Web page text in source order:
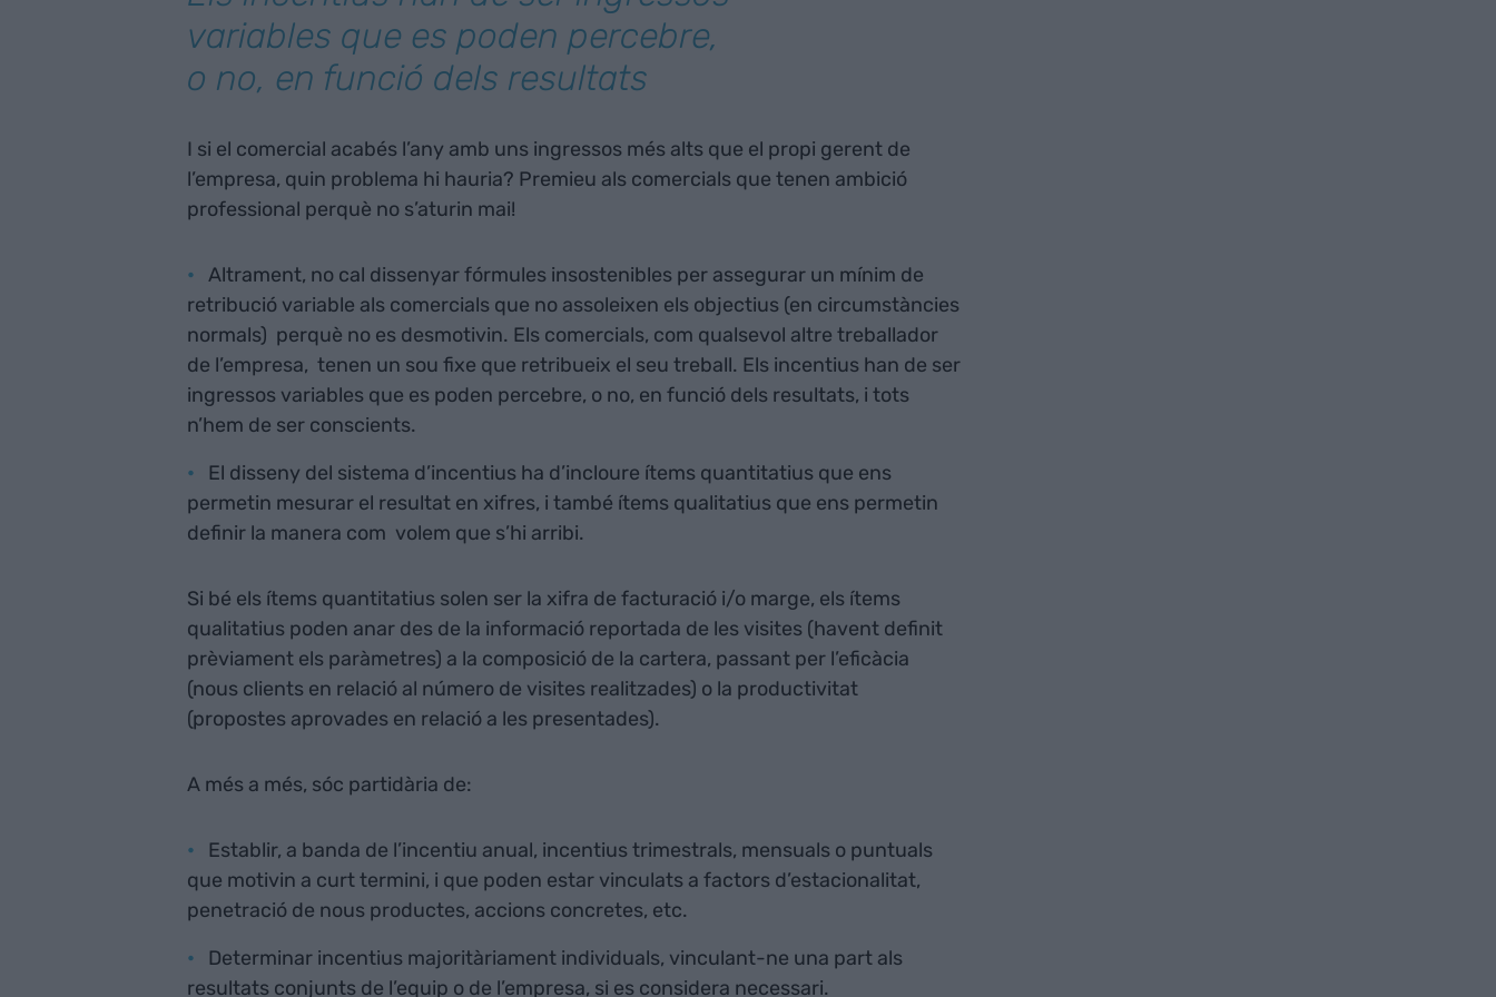
variables que es poden percebre,
o no, en funció dels resultats
I si el comercial acabés l’any amb uns ingressos més alts que el propi gerent de
l’empresa, quin problema hi hauria? Premieu als comercials que tenen ambició
professional perquè no s’aturin mai!
Altrament, no cal dissenyar fórmules insostenibles per assegurar un mínim de
retribució variable als comercials que no assoleixen els objectius (en circumstàncies
normals) perquè no es desmotivin. Els comercials, com qualsevol altre treballador
de l’empresa, tenen un sou fixe que retribueix el seu treball. Els incentius han de ser
ingressos variables que es poden percebre, o no, en funció dels resultats, i tots
n’hem de ser conscients.
El disseny del sistema d’incentius ha d’incloure ítems quantitatius que ens
permetin mesurar el resultat en xifres, i també ítems qualitatius que ens permetin
definir la manera com volem que s’hi arribi.
Si bé els ítems quantitatius solen ser la xifra de facturació i/o marge, els ítems
qualitatius poden anar des de la informació reportada de les visites (havent definit
prèviament els paràmetres) a la composició de la cartera, passant per l’eficàcia
(nous clients en relació al número de visites realitzades) o la productivitat
(propostes aprovades en relació a les presentades).
A més a més, sóc partidària de:
Establir, a banda de l’incentiu anual, incentius trimestrals, mensuals o puntuals
que motivin a curt termini, i que poden estar vinculats a factors d’estacionalitat,
penetració de nous productes, accions concretes, etc.
Determinar incentius majoritàriament individuals, vinculant-ne una part als
resultats conjunts de l’equip o de l’empresa, si es considera necessari.